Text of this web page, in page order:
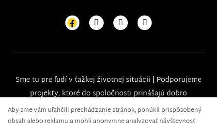
Sme tu pre ľudí v ťažkej životnej situácii | Podporujeme
projekty, ktoré do spoločnosti prinášajú dobro
Aby sme vám uľahčili prechádzanie stránok, ponúkli prispôsobený